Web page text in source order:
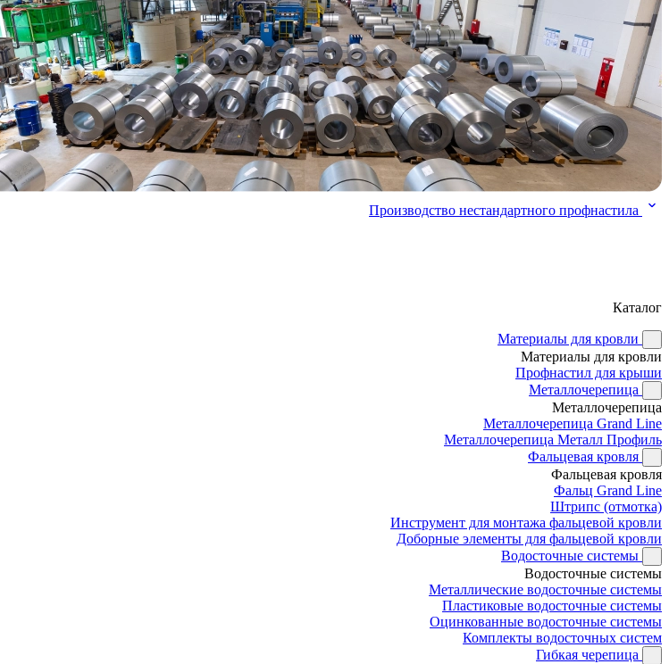
Производство нестандартного профнастила
Каталог
Материалы для кровли
Материалы для кровли
Профнастил для крыши
Металлочерепица
Металлочерепица
Металлочерепица Grand Line
Металлочерепица Металл Профиль
Фальцевая кровля
Фальцевая кровля
Фальц Grand Line
Штрипс (отмотка)
Инструмент для монтажа фальцевой кровли
Доборные элементы для фальцевой кровли
Водосточные системы
Водосточные системы
Металлические водосточные системы
Пластиковые водосточные системы
Оцинкованные водосточные системы
Комплекты водосточных систем
Гибкая черепица